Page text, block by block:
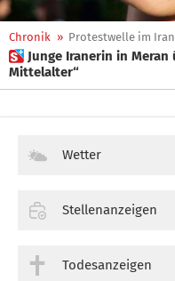
Chronik » Protestwelle im Iran
 Junge Iranerin in Meran über ihr Heimatland: „Wie im
Mittelalter“
Wetter
Stellenanzeigen
Todesanzeigen